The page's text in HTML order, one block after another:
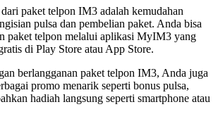
paket telpon IM3 adalah kemudahan
pulsa dan pembelian paket. Anda bisa
paket telpon melalui aplikasi MyIM3 yang
di Play Store atau App Store.
berlangganan paket telpon IM3, Anda juga
promo menarik seperti bonus pulsa,
hadiah langsung seperti smartphone atau